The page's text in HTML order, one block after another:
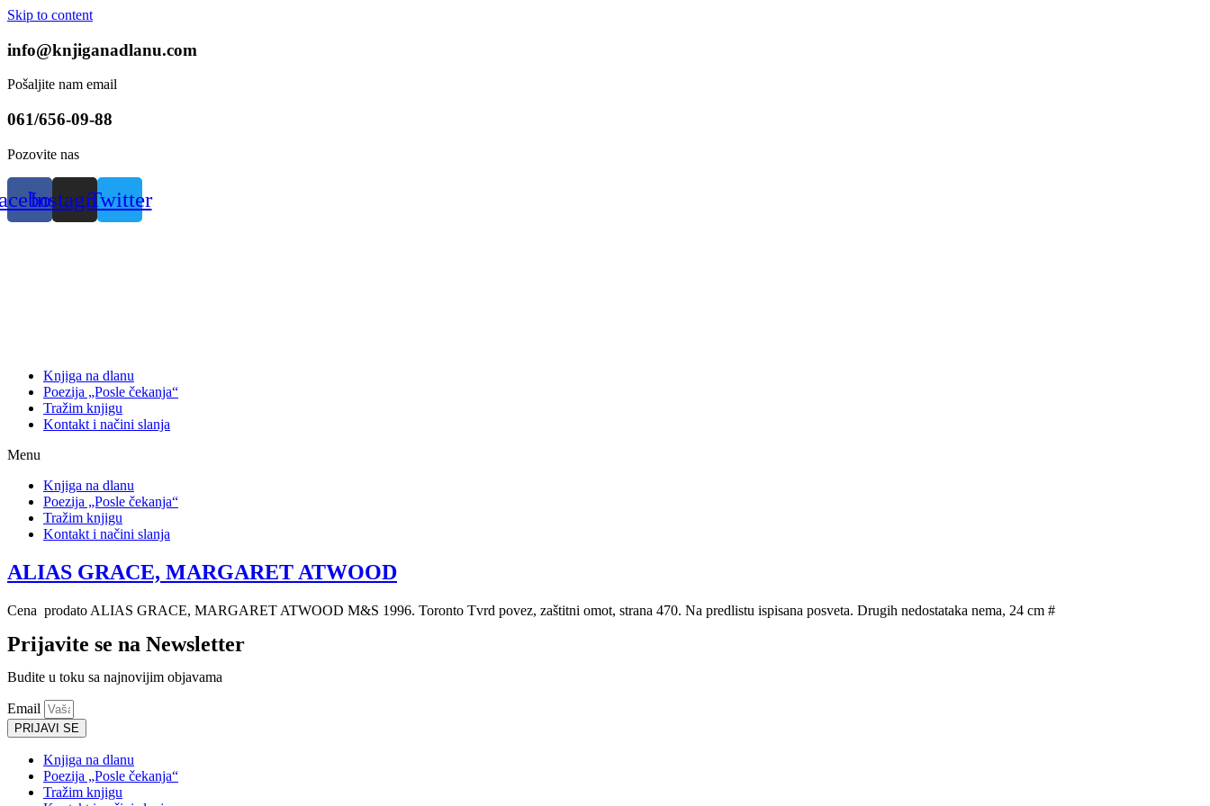
Skip to content
info@knjiganadlanu.com
Pošaljite nam email
061/656-09-88
Pozovite nas
InstagramTwitter
Knjiga na dlanu
Poezija „Posle čekanja“
Tražim knjigu
Kontakt i načini slanja
Menu
Knjiga na dlanu
Poezija „Posle čekanja“
Tražim knjigu
Kontakt i načini slanja
ALIAS GRACE, MARGARET ATWOOD
Cena prodato ALIAS GRACE, MARGARET ATWOOD M&S 1996. Toronto Tvrd povez, zaštitni omot, strana 470. Na predlistu ispisana posveta. Drugih nedostataka nema, 24 cm #
Prijavite se na Newsletter
Budite u toku sa najnovijim objavama
Email
PRIJAVI SE
Knjiga na dlanu
Poezija „Posle čekanja“
Tražim knjigu